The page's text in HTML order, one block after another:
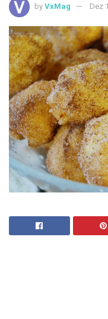
by VxMag Dez